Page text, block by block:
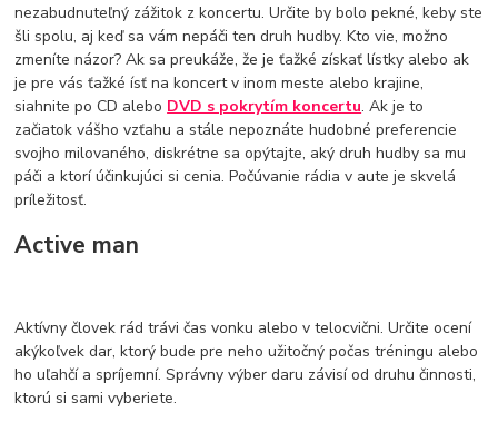
nezabudnuteľný zážitok z koncertu. Určite by bolo pekné, keby ste
šli spolu, aj keď sa vám nepáči ten druh hudby. Kto vie, možno
zmeníte názor? Ak sa preukáže, že je ťažké získať lístky alebo ak
je pre vás ťažké ísť na koncert v inom meste alebo krajine,
siahnite po CD alebo DVD s pokrytím koncertu. Ak je to
začiatok vášho vzťahu a stále nepoznáte hudobné preferencie
svojho milovaného, diskrétne sa opýtajte, aký druh hudby sa mu
páči a ktorí účinkujúci si cenia. Počúvanie rádia v aute je skvelá
príležitosť.
Active man
Aktívny človek rád trávi čas vonku alebo v telocvični. Určite ocení
akýkoľvek dar, ktorý bude pre neho užitočný počas tréningu alebo
ho uľahčí a spríjemní. Správny výber daru závisí od druhu činnosti,
ktorú si sami vyberiete.